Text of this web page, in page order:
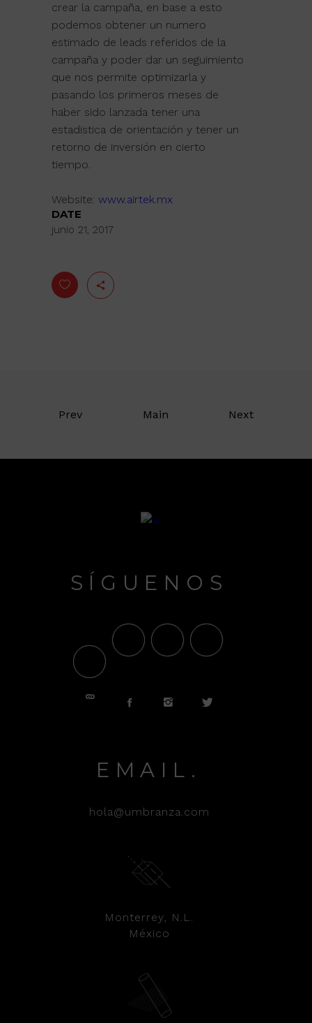
crear la campaña, en base a esto
podemos obtener un numero
estimado de leads referidos de la
campaña y poder dar un seguimiento
que nos permite optimizarla y
pasando los primeros meses de
haber sido lanzada tener una
estadistica de orientación y tener un
retorno de inversión en cierto
tiempo.
Website: www.airtek.mx
DATE
junio 21, 2017
Prev Main Next
SÍGUENOS
EMAIL.
hola@umbranza.com
Monterrey, N.L.
México